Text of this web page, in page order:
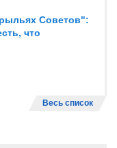
Советов":
что
Весь список